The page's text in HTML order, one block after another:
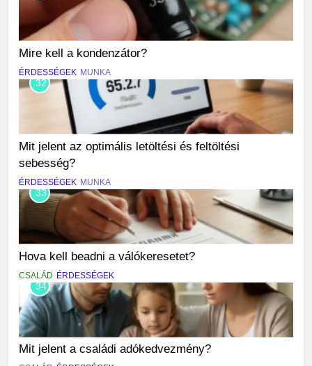
Mire kell a kondenzátor?
ÉRDESSÉGEK MUNKA
32
Mit jelent az optimális letöltési és feltöltési
sebesség?
ÉRDESSÉGEK MUNKA
33
Hova kell beadni a válókeresetet?
CSALÁD ÉRDESSÉGEK
34
Mit jelent a családi adókedvezmény?